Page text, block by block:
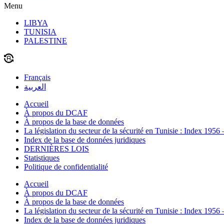
Menu
LIBYA
TUNISIA
PALESTINE
Français
العربية
Accueil
À propos du DCAF
À propos de la base de données
La législation du secteur de la sécurité en Tunisie : Index 1956
Index de la base de données juridiques
DERNIÈRES LOIS
Statistiques
Politique de confidentialité
Accueil
À propos du DCAF
À propos de la base de données
La législation du secteur de la sécurité en Tunisie : Index 1956
Index de la base de données juridiques